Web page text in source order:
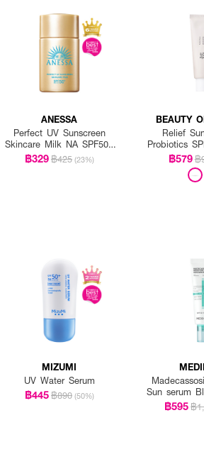
ANESSA
Perfect UV Sunscreen
Skincare Milk NA SPF50+
PA++++
฿329฿425 (23%)
BEAUTY
Relief
Probiotics
฿579฿
MIZUMI
UV Water Serum
฿445฿890 (50%)
Sun serum
฿595฿